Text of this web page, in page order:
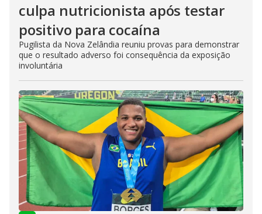
culpa nutricionista após testar
positivo para cocaína
Pugilista da Nova Zelândia reuniu provas para demonstrar
que o resultado adverso foi consequência da exposição
involuntária